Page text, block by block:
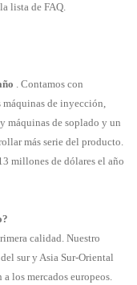
lista de FAQ.
. Contamos con
máquinas de inyección,
máquinas de soplado y un
más serie del producto.
millones de dólares el año
calidad. Nuestro
sur y Asia Sur-Oriental
los mercados europeos.